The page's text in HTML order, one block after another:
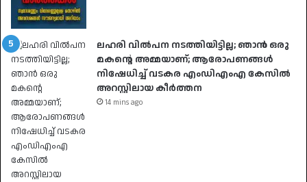
ലഹരി വിൽപന നടത്തിയിട്ടില്ല; ഞാൻ ഒരു
മകൻ്റെ അമ്മയാണ്; ആരോപണങ്ങൾ
നിഷേധിച്ച് വടകര എംഡിഎംഎ കേസിൽ
അറസ്റ്റിലായ കീർത്തന
14 mins ago